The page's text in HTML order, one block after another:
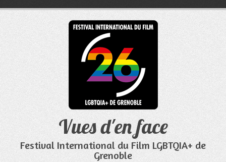
Vues d'en face
Festival International du Film LGBTQIA+ de
Grenoble